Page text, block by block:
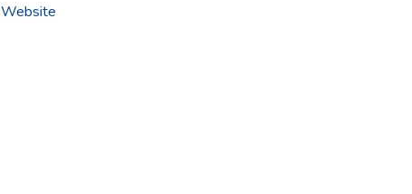
Website(öffnet in neuem Fenster)